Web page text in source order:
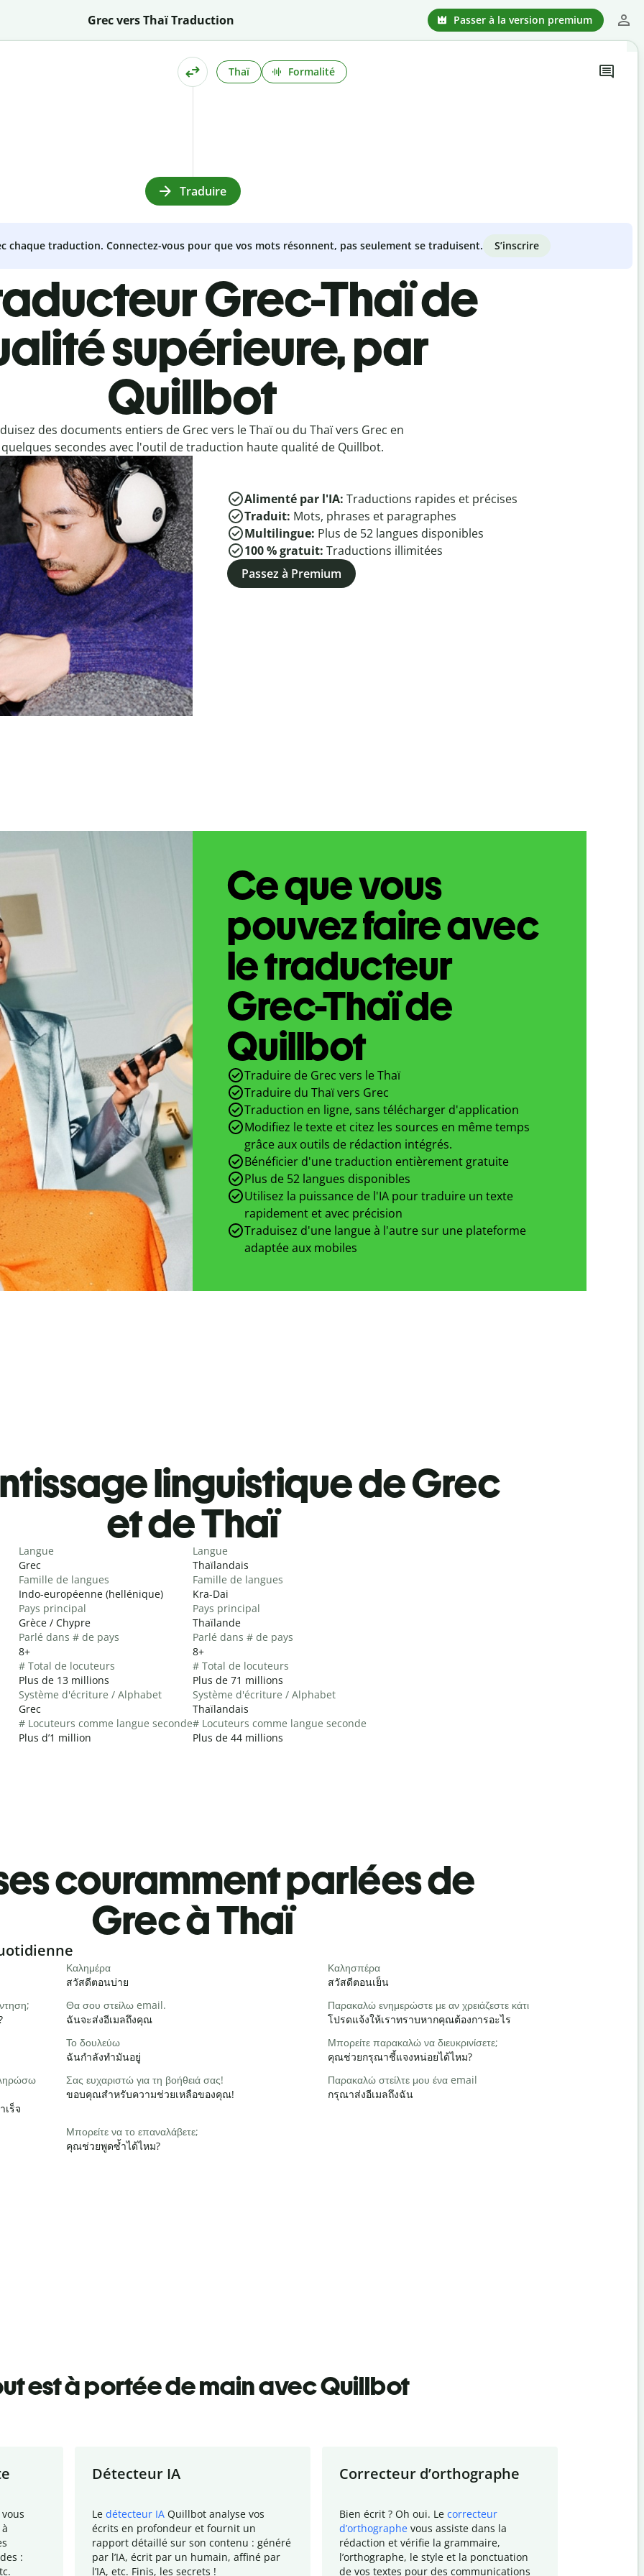
Grec vers Thaï Traduction Passer à la version premium
Thaï Formalité
Traduire
chaque traduction. Connectez-vous pour que vos mots résonnent, pas seulement se traduisent. S’inscrire
Grec-Thaï de
supérieure, par
Quillbot
des documents entiers de Grec vers le Thaï ou du Thaï vers Grec en
quelques secondes avec l'outil de traduction haute qualité de Quillbot.
Alimenté par l'IA: Traductions rapides et précises
Traduit: Mots, phrases et paragraphes
Multilingue: Plus de 52 langues disponibles
100 % gratuit: Traductions illimitées
Passez à Premium
Ce que vous
pouvez faire avec
le traducteur
Grec-Thaï de
Quillbot
Traduire de Grec vers le Thaï
Traduire du Thaï vers Grec
Traduction en ligne, sans télécharger d'application
Modifiez le texte et citez les sources en même temps
grâce aux outils de rédaction intégrés.
Bénéficier d'une traduction entièrement gratuite
Plus de 52 langues disponibles
Utilisez la puissance de l'IA pour traduire un texte
rapidement et avec précision
Traduisez d'une langue à l'autre sur une plateforme
adaptée aux mobiles
linguistique de Grec
et de Thaï
Langue
Grec
Famille de langues
Indo-européenne (hellénique)
Pays principal
Grèce / Chypre
Parlé dans # de pays
8+
# Total de locuteurs
Plus de 13 millions
Système d'écriture / Alphabet
Grec
# Locuteurs comme langue seconde
Plus d’1 million
Langue
Thaïlandais
Famille de langues
Kra-Dai
Pays principal
Thaïlande
Parlé dans # de pays
8+
# Total de locuteurs
Plus de 71 millions
Système d'écriture / Alphabet
Thaïlandais
# Locuteurs comme langue seconde
Plus de 44 millions
couramment parlées de
Grec à Thaï
Καλημέρα
สวัสดีตอนบ่าย
Καλησπέρα
สวัสดีตอนเย็น
Θα σου στείλω email.
ฉันจะส่งอีเมลถึงคุณ
Παρακαλώ ενημερώστε με αν χρειάζεστε κάτι
โปรดแจ้งให้เราทราบหากคุณต้องการอะไร
Το δουλεύω
ฉันกำลังทำมันอยู่
Μπορείτε παρακαλώ να διευκρινίσετε;
คุณช่วยกรุณาชี้แจงหน่อยได้ไหม?
เร็จ
Σας ευχαριστώ για τη βοήθειά σας!
ขอบคุณสำหรับความช่วยเหลือของคุณ!
Παρακαλώ στείλτε μου ένα email
กรุณาส่งอีเมลถึงฉัน
Μπορείτε να το επαναλάβετε;
คุณช่วยพูดซ้ำได้ไหม?
est à portée de main avec Quillbot
:
Détecteur IA
Le détecteur IA Quillbot analyse vos
écrits en profondeur et fournit un
rapport détaillé sur son contenu : généré
par l’IA, écrit par un humain, affiné par
l’IA, etc. Finis, les secrets !
Correcteur d’orthographe
Bien écrit ? Oh oui. Le correcteur
d’orthographe vous assiste dans la
rédaction et vérifie la grammaire,
l’orthographe, le style et la ponctuation
de vos textes pour des communications